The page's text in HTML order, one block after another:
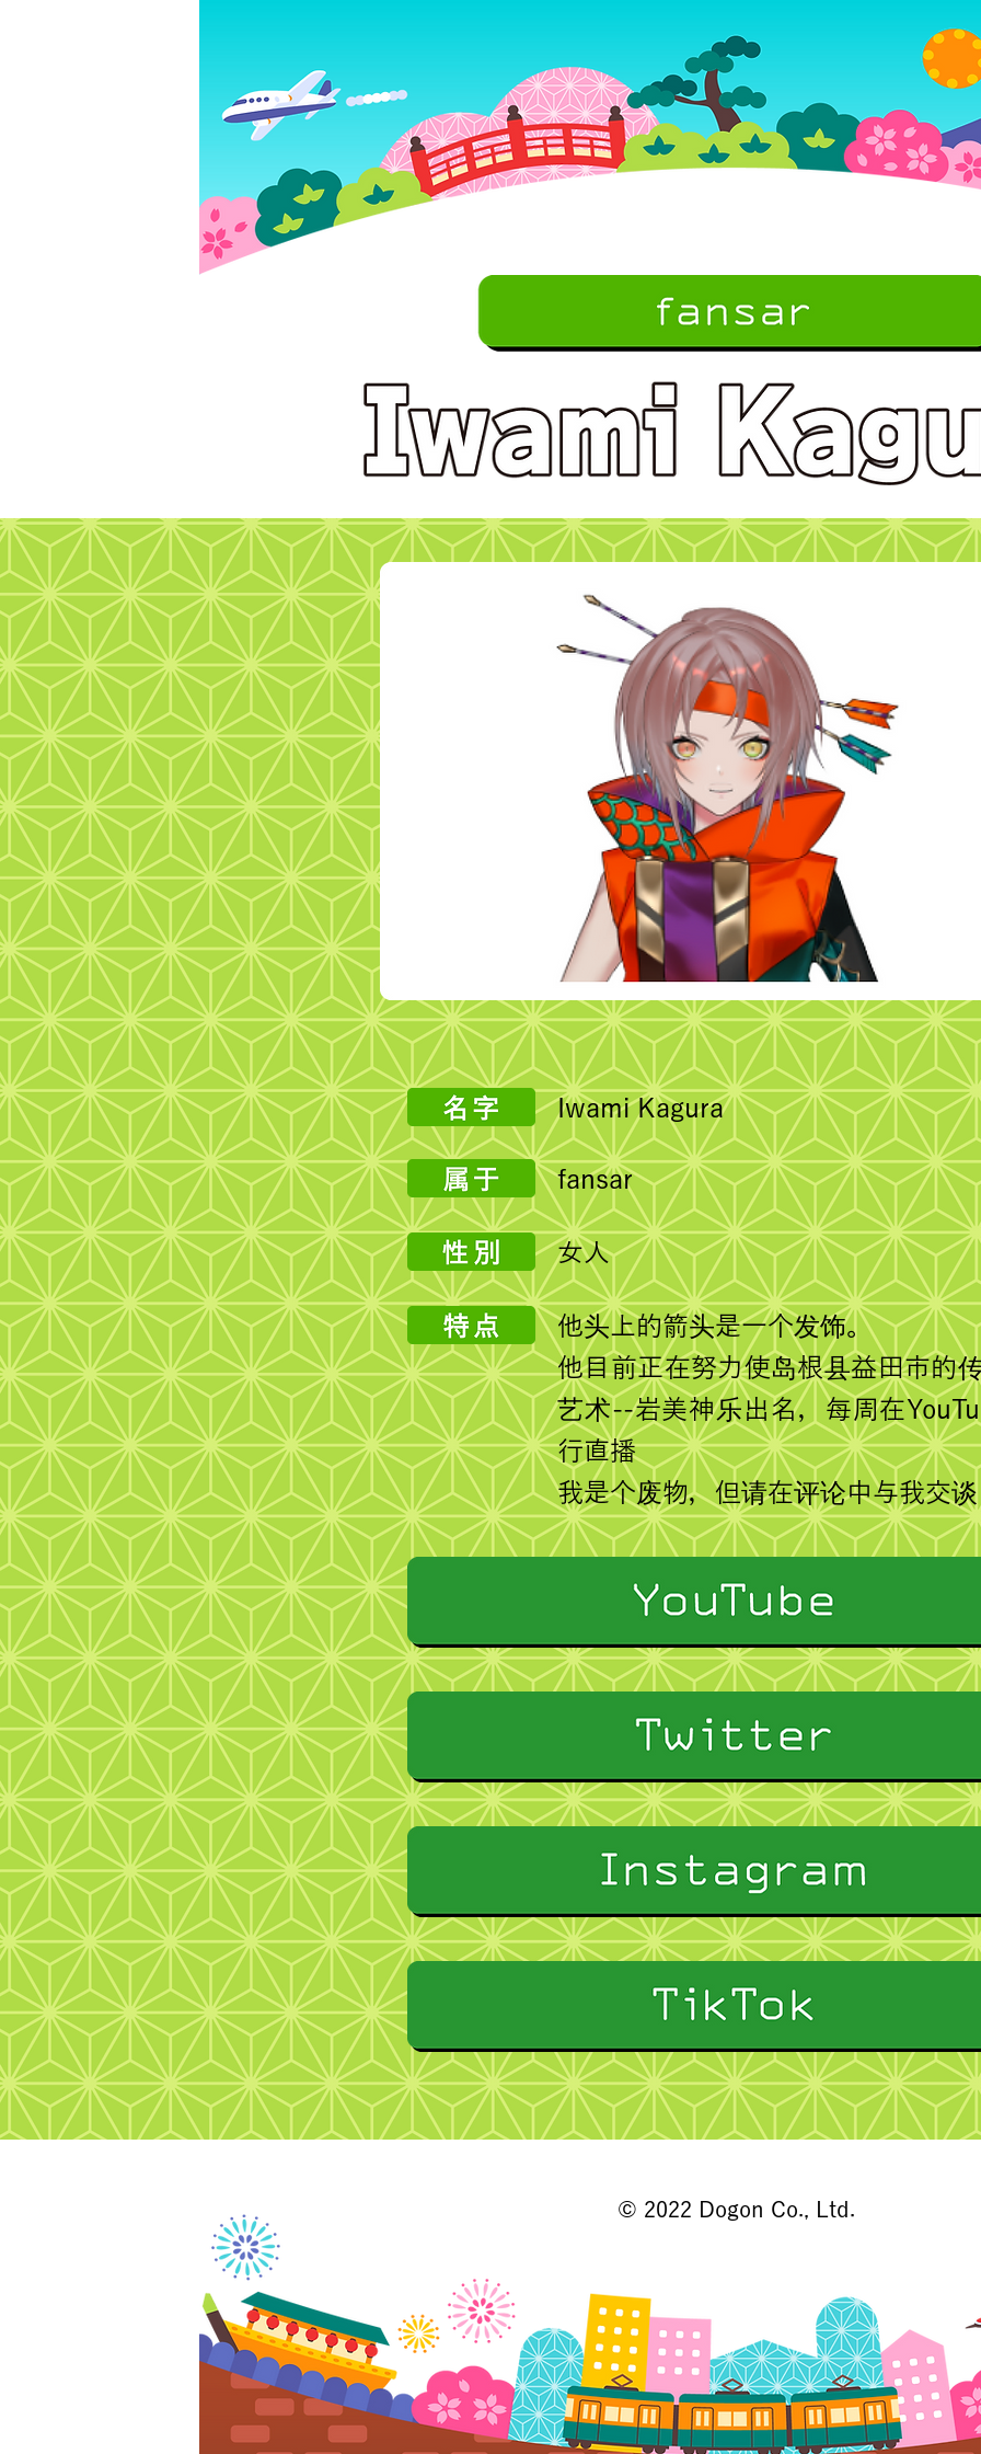
Iwami Kagura
fansar
女人
他头上的箭头是一个发饰。
他目前正在努力使岛根县益田市的
艺术--岩美神乐出名，每周在
行直播
我是个废物，但请在评论中与我交
© 2022 Dogon Co., Ltd.